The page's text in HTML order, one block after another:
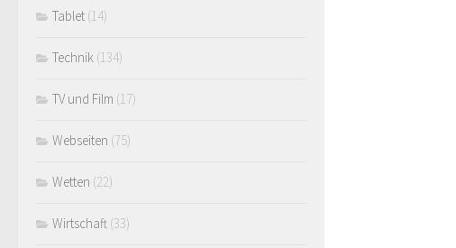
Tablet (14)
Technik (134)
TV und Film (17)
Webseiten (75)
Wetten (22)
Wirtschaft (33)